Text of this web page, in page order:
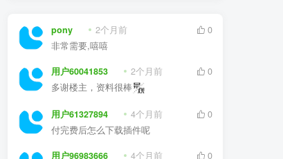
2个月前
0
非常需要,嘻嘻
用户60041853 2个月前
0
多谢楼主，资料很棒
用户61327894 4个月前
0
付完费后怎么下载插件呢
用户96983666 4个月前
0